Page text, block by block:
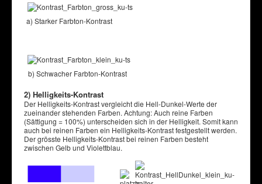
a) Starker Farbton-Kontrast
b) Schwacher Farbton-Kontrast
2) Helligkeits-Kontrast
Der Helligkeits-Kontrast vergleicht die Hell-Dunkel-Werte der
zueinander stehenden Farben. Achtung: Auch reine Farben
(Sättigung = 100%) unterscheiden sich in der Helligkeit. Somit kann
auch bei reinen Farben ein Helligkeits-Kontrast festgestellt werden.
Der grösste Helligkeits-Kontrast bei reinen Farben besteht
zwischen Gelb und Violettblau.